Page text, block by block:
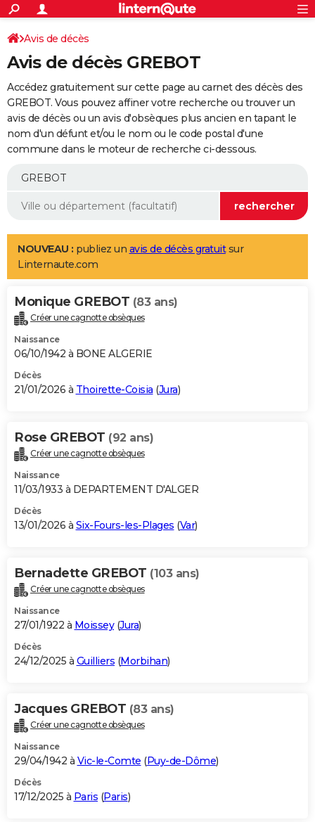
ACTUALITÉS
Politique
Société
Faits Divers
Education
Monde
Villes
+
SPORT
Coupe du monde 2026
Football
Tennis
Cyclisme
Rugby
Forum
Programme TV
TNT
Streaming
Cinéma
Sorties cinéma
Musique
+
FINANCE
Retraite
Epargne
Immobilier
Risques naturels par ville
Banque
Assurance
AUTO
Essais
Réserver un essai
Citadines
Berlines
SUV
Forum auto
+
Mobiles
Meilleur smartphone
Internet
Ordinateurs
Jeux vidéo
Guide high-tech
Aménagement intérieur
LIFESTYLE
Art de vivre
Bien-être
Loisirs
Mode
Modes de vie
Alimentation
Guide de la santé
Maladies
Médicaments
Sommeil
VOYAGE
Destinations
City break
Voyage nature
Voyage de noces
Forum
Climat
+PHOTO
GUIDES D'ACHAT
BONS PLANS
Carte de Noël
Carte Bonne année
Carte Saint-Valentin
Carte Pâques
Carte d'anniversaire
DICTIONNAIRE
Dictionnaire
Biographies
Citations
Expressions
Proverbes
PROGRAMME TV
S'inscrire
Se connecter
Lycées
Collèges
Primaires
Universités
Entreprises
Service militaire
Avis de recherche
AVIS DE DÉCÈS
Bricolage
Lifestyle
Culture
Sport
Auto
Television
Voyage
Cinema
Avis de décès
Avis de décès GREBOT
Accédez gratuitement sur cette page au carnet des décès des
GREBOT. Vous pouvez affiner votre recherche ou trouver un
avis de décès ou un avis d'obsèques plus ancien en tapant le
nom d'un défunt et/ou le nom ou le code postal d'une
commune dans le moteur de recherche ci-dessous.
NOUVEAU : publiez un avis de décès gratuitsur
Linternaute.com
Monique GREBOT (83 ans)
Créer une cagnotte obsèques
Naissance
06/10/1942 à BONE ALGERIE
Décès
21/01/2026 à Thoirette-Coisia (Jura)
Rose GREBOT (92 ans)
Créer une cagnotte obsèques
Naissance
11/03/1933 à DEPARTEMENT D'ALGER
Décès
13/01/2026 à Six-Fours-les-Plages (Var)
Bernadette GREBOT (103 ans)
Créer une cagnotte obsèques
Naissance
27/01/1922 à Moissey(Jura)
Décès
24/12/2025 à Guilliers (Morbihan)
Jacques GREBOT (83 ans)
Créer une cagnotte obsèques
Naissance
29/04/1942 à Vic-le-Comte (Puy-de-Dôme)
Décès
17/12/2025 à Paris (Paris)